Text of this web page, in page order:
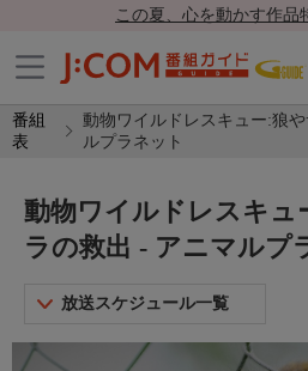
この夏、心を動かす作品
番組
表
動物ワイルドレスキュー:狼
ルプラネット
動物ワイルドレスキュ
ラの救出 - アニマルプ
放送スケジュール一覧